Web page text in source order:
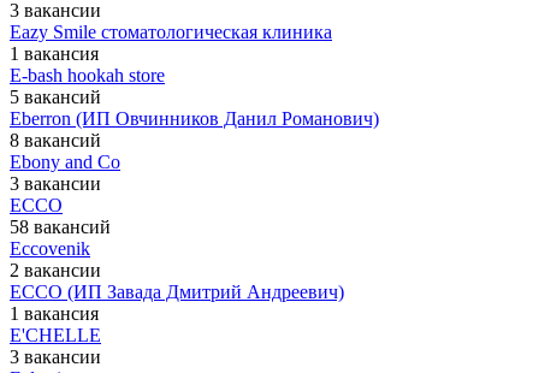
3 вакансии
Eazy Smile стоматологическая клиника
1 вакансия
E-bash hookah store
5 вакансий
Eberron (ИП Овчинников Данил Романович)
8 вакансий
Ebony and Co
3 вакансии
ECCO
58 вакансий
Eccovenik
2 вакансии
ECCO (ИП Завада Дмитрий Андреевич)
1 вакансия
E'CHELLE
3 вакансии